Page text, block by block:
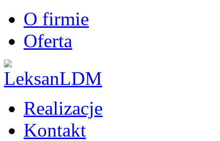
O firmie
Oferta
Realizacje
Kontakt